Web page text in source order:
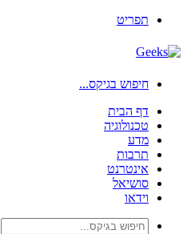
תפריט
חיפוש בגיקס...
דף הבית
טכנולוגיה
מדע
תרבות
אינטרנט
סושיאל
וידאו